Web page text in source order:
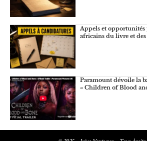
Appels et opportunités
africains du livre et
Paramount dévoile la
« Children of Blood